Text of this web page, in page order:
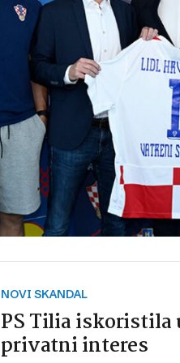
NOVI SKANDAL
PS Tilia iskoristila
privatni interes